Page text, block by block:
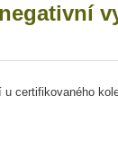
certifikovaného